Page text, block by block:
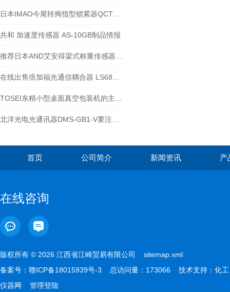
共和 加速度传感器 AS-10GB制品情报
首页 公司简介 新闻资讯 产
在线咨询
版权所有 © 2026 江西省江崎贸易有限公司 sitemap.xml
备案号： 赣ICP备18015939号-3 总访问量：173066 技术支持： 化工
仪器网
管理登陆